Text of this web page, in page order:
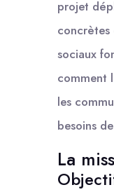
projet
concrètes
sociaux
comment
les
besoins
La